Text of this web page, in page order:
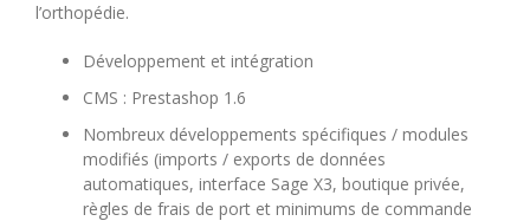
l’orthopédie.
Développement et intégration
CMS : Prestashop 1.6
Nombreux développements spécifiques / modules
modifiés (imports / exports de données
automatiques, interface Sage X3, boutique privée,
règles de frais de port et minimums de commande